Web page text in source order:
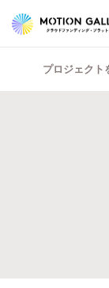
プロジェクト